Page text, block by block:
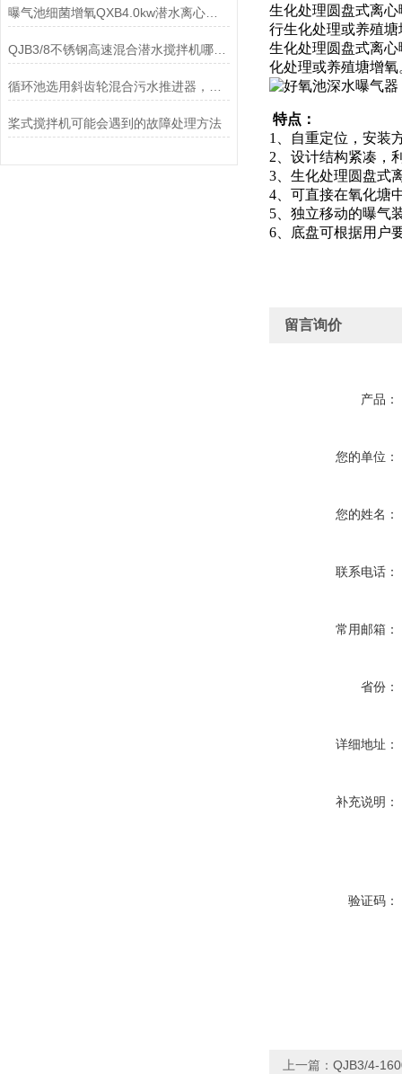
曝气池细菌增氧QXB4.0kw潜水离心曝气机技术参数
QJB3/8不锈钢高速混合潜水搅拌机哪里生产的质量好？
桨式搅拌机可能会遇到的故障处理方法
生化处理圆盘式离
行生化处理或养殖
生化处理圆盘式离
化处理或养殖塘增氧
特点：
1、自重定位，安装
2、设计结构紧凑
3、生化处理圆盘式
4、可直接在氧化
5、独立移动的曝
6、底盘可根据用户
留言询价
产品：
您的单位：
您的姓名：
联系电话：
常用邮箱：
省份：
详细地址：
补充说明：
验证码：
上一篇： QJB3/4-